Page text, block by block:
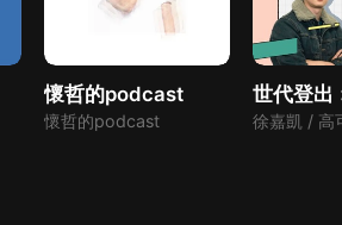
懷哲的podcast
懷哲的podcast
世代登出
徐嘉凱 / 高